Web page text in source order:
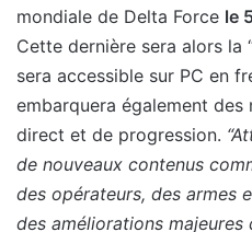
mondiale de Delta Force le
Cette dernière sera alors la
sera accessible sur PC en
embarquera également
direct et de progression.
de nouveaux contenus
des opérateurs, des armes
des améliorations